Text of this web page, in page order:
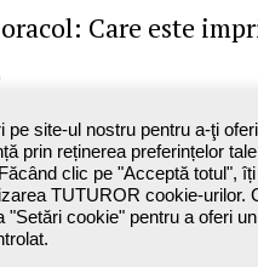
Care este
Blog - 2026 ©
pe site-ul nostru pentru a-ţi
prin reținerea preferințelor
clic pe "Acceptă totul",
TUTUROR cookie-urilor.
"Setări cookie" pentru a oferi un